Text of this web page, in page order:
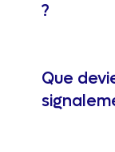
?
Que